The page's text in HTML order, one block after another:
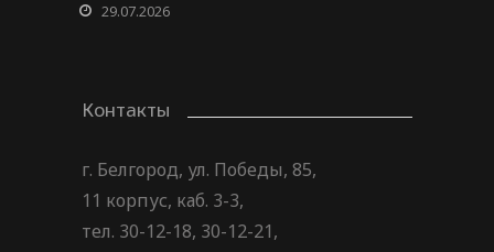
29.07.2026
Контакты
г. Белгород, ул. Победы, 85,
11 корпус, каб. 3-3,
тел. 30-12-18, 30-12-21,